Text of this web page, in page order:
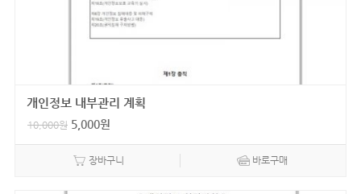
개인정보 내부관리 계획
10,000원 5,000원
장바구니 바로구매